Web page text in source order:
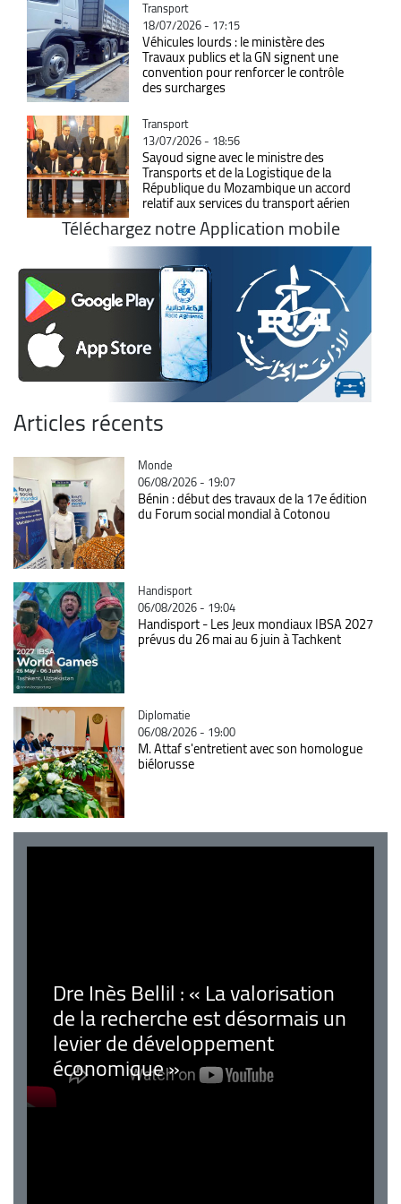
Catégorie
Transport
18/07/2026 - 17:15
Véhicules lourds : le ministère des
Travaux publics et la GN signent une
convention pour renforcer le contrôle
des surcharges
Catégorie
Transport
13/07/2026 - 18:56
Sayoud signe avec le ministre des
Transports et de la Logistique de la
République du Mozambique un accord
relatif aux services du transport aérien
Téléchargez notre Application mobile
Articles récents
Catégorie
Monde
06/08/2026 - 19:07
Bénin : début des travaux de la 17e édition
du Forum social mondial à Cotonou
Catégorie
Handisport
06/08/2026 - 19:04
Handisport - Les Jeux mondiaux IBSA 2027
prévus du 26 mai au 6 juin à Tachkent
Catégorie
Diplomatie
06/08/2026 - 19:00
M. Attaf s'entretient avec son homologue
biélorusse
Dre Inès Bellil : « La valorisation
de la recherche est désormais un
levier de développement
économique »